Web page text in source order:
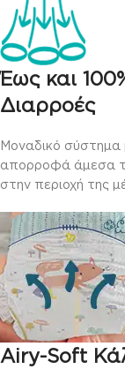
Έως και
Διαρροές
Μοναδικό
απορροφά άμεσα
στην περιοχή της
Airy-Soft